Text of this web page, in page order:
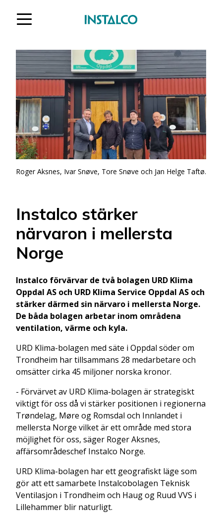
Roger Aksnes, Ivar Snøve, Tore Snøve och Jan Helge Taftø.
Instalco stärker
närvaron i mellersta
Norge
Instalco förvärvar de två bolagen URD Klima
Oppdal AS och URD Klima Service Oppdal AS och
stärker därmed sin närvaro i mellersta Norge.
De båda bolagen arbetar inom områdena
ventilation, värme och kyla.
URD Klima-bolagen med säte i Oppdal söder om
Trondheim har tillsammans 28 medarbetare och
omsätter cirka 45 miljoner norska kronor.
- Förvärvet av URD Klima-bolagen är strategiskt
viktigt för oss då vi stärker positionen i regionerna
Trøndelag, Møre og Romsdal och Innlandet i
mellersta Norge vilket är ett område med stora
möjlighet för oss, säger Roger Aksnes,
affärsområdeschef Instalco Norge.
URD Klima-bolagen har ett geografiskt läge som
gör att ett samarbete Instalcobolagen Teknisk
Ventilasjon i Trondheim och Haug og Ruud VVS i
Lillehammer blir naturligt.